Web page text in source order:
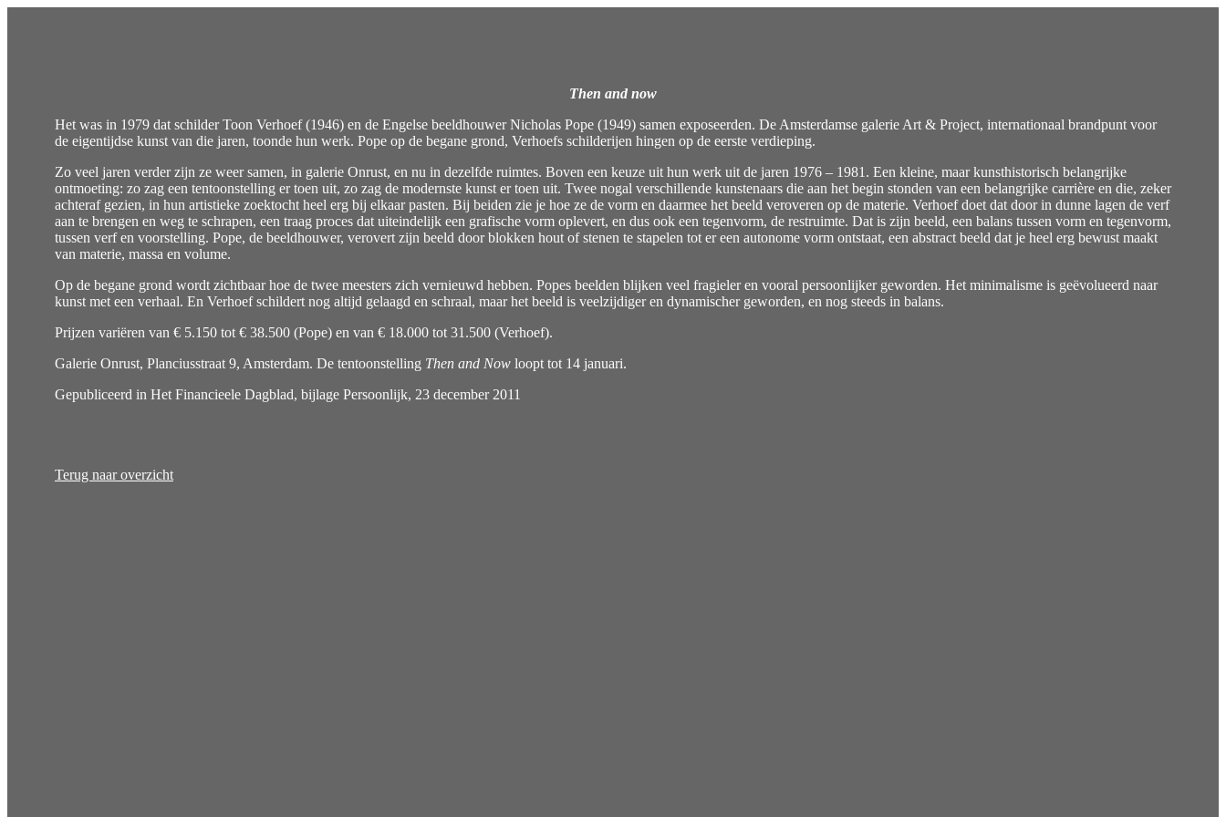
Then and now
Het was in 1979 dat schilder Toon Verhoef (1946) en de Engelse beeldhouwer Nicholas Pope (1949) samen exposeerden. De Amsterdamse galerie Art & Project, internationaal brandpunt voor
de eigentijdse kunst van die jaren, toonde hun werk. Pope op de begane grond, Verhoefs schilderijen hingen op de eerste verdieping.
Zo veel jaren verder zijn ze weer samen, in galerie Onrust, en nu in dezelfde ruimtes. Boven een keuze uit hun werk uit de jaren 1976 – 1981. Een kleine, maar kunsthistorisch belangrijke
ontmoeting: zo zag een tentoonstelling er toen uit, zo zag de modernste kunst er toen uit. Twee nogal verschillende kunstenaars die aan het begin stonden van een belangrijke carrière en die, zeker
achteraf gezien, in hun artistieke zoektocht heel erg bij elkaar pasten. Bij beiden zie je hoe ze de vorm en daarmee het beeld veroveren op de materie. Verhoef doet dat door in dunne lagen de verf
aan te brengen en weg te schrapen, een traag proces dat uiteindelijk een grafische vorm oplevert, en dus ook een tegenvorm, de restruimte. Dat is zijn beeld, een balans tussen vorm en tegenvorm,
tussen verf en voorstelling. Pope, de beeldhouwer, verovert zijn beeld door blokken hout of stenen te stapelen tot er een autonome vorm ontstaat, een abstract beeld dat je heel erg bewust maakt
van materie, massa en volume.
Op de begane grond wordt zichtbaar hoe de twee meesters zich vernieuwd hebben. Popes beelden blijken veel fragieler en vooral persoonlijker geworden. Het minimalisme is geëvolueerd naar
kunst met een verhaal. En Verhoef schildert nog altijd gelaagd en schraal, maar het beeld is veelzijdiger en dynamischer geworden, en nog steeds in balans.
Prijzen variëren van € 5.150 tot € 38.500 (Pope) en van € 18.000 tot 31.500 (Verhoef).
Galerie Onrust, Planciusstraat 9, Amsterdam. De tentoonstelling Then and Now loopt tot 14 januari.
Gepubliceerd in Het Financieele Dagblad, bijlage Persoonlijk, 23 december 2011
Terug naar overzicht